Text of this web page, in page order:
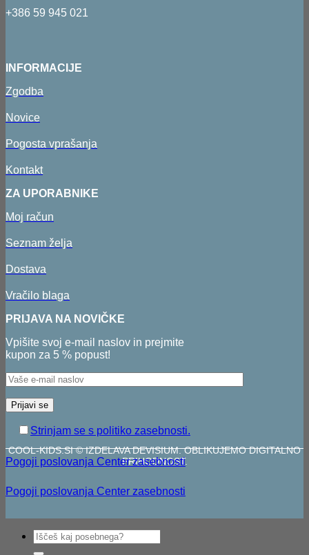
+386 59 945 021
INFORMACIJE
Zgodba
Novice
Pogosta vprašanja
Kontakt
ZA UPORABNIKE
Moj račun
Seznam želja
Dostava
Vračilo blaga
PRIJAVA NA NOVIČKE
Vpišite svoj e-mail naslov in prejmite
kupon za 5 % popust!
Strinjam se s politiko zasebnosti.
COOL-KIDS.SI © IZDELAVA DEVISIUM. OBLIKUJEMO DIGITALNO
PRIHODNOST.
Pogoji poslovanja Center zasebnosti
Pogoji poslovanja Center zasebnosti
Išči: